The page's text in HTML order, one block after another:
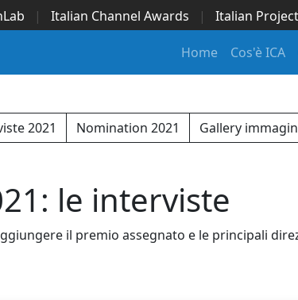
| Italian Channel Awards | Italian
| ...
Home Cos'è ICA
2021 Nomination 2021 Gallery
le interviste
il premio assegnato e le principali